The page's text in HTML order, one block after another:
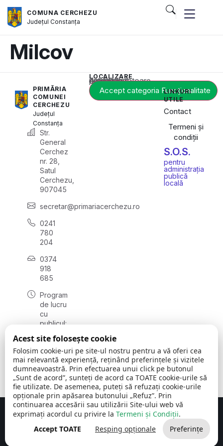
COMUNA CERCHEZU
JudețulConstanța
Milcov
PRIMĂRIA
COMUNEI
CERCHEZU
Județul
Constanța
Str.
General
Cerchez
nr. 28,
Satul
Cerchezu,
907045
secretar@primariacerchezu.ro
0241
780
204
0374
918
685
Program
de lucru
cu
publicul:
08:00 -
16:30
, vineri:
08:00 -
14:00
LOCALIZARE
Acest conținut este blocat până când acceptați categoria corespunzătoare de cookie-uri.
Accept categoria Funcționalitate
LINKURI
UTILE
Contact
Termeni și
condiții
S.O.S.
pentru
administrația
publică
locală
Comuna Cerchezu © 2026Toate drepturile rezervate
Concept realizat de Big Media Relații Publice SRL
Acest site folosește cookie
Folosim cookie-uri pe site-ul nostru pentru a vă oferi cea
mai relevantă experiență, reținând preferințele și vizitele
dumneavoastră. Prin efectuarea unui click pe butonul
„Sunt de acord”, sunteți de acord ca TOATE cookie-urile să
fie utilizate. De asemenea, puteți să refuzați cookie-urile
opționale prin apăsarea butonului „Refuz”. Prin
continuarea accesării sau utilizării Site-ului web vă
exprimați acordul cu privire la Termeni și Condiții.
Accept TOATE
Resping opționale Preferințe